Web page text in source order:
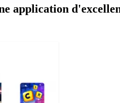
application